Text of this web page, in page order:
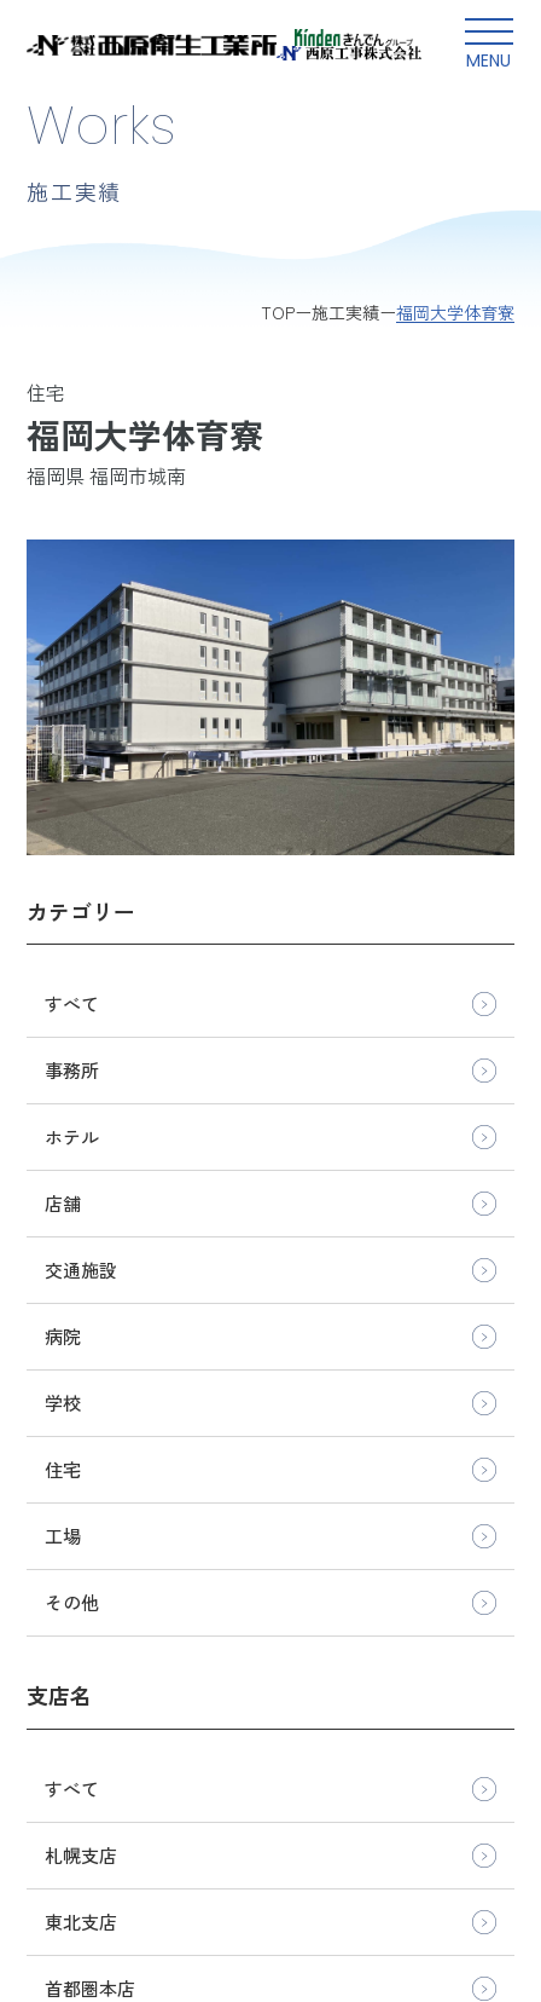
MENU
本文にスキップ
Works
施工実績
TOP 施工実績 福岡大学体育寮
住宅
福岡大学体育寮
福岡県 福岡市城南
カテゴリー
すべて
事務所
ホテル
店舗
交通施設
病院
学校
住宅
工場
その他
支店名
すべて
札幌支店
東北支店
首都圏本店